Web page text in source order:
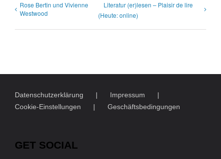
Rose Bertin und Vivienne
Westwood
Literatur (er)lesen – Plaisir de lire
(Heute: online)
Datenschutzerklärung
Impressum
Cookie-Einstellungen
Geschäftsbedingungen
GET SOCIAL